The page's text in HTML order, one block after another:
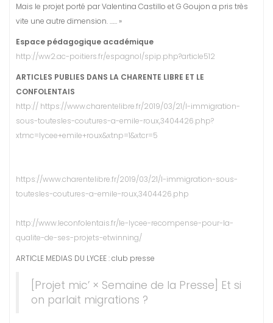
Mais le projet porté par Valentina Castillo et G Goujon a pris très
vite une autre dimension. …… »
Espace pédagogique académique
http://ww2.ac-poitiers.fr/espagnol/spip.php?article512
ARTICLES PUBLIES DANS LA CHARENTE LIBRE ET LE
CONFOLENTAIS
http:// https://www.charentelibre.fr/2019/03/21/l-immigration-
sous-toutesles-coutures-a-emile-roux,3404426.php?
xtmc=lycee+emile+roux&xtnp=1&xtcr=5
https://www.charentelibre.fr/2019/03/21/l-immigration-sous-
toutesles-coutures-a-emile-roux,3404426.php
http://www.leconfolentais.fr/le-lycee-recompense-pour-la-
qualite-de-ses-projets-etwinning/
ARTICLE MEDIAS DU LYCEE : club presse
[Projet mic’ × Semaine de la Presse] Et si
on parlait migrations ?